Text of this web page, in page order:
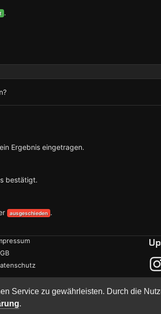
Service zu gewährleisten. Durch die
.
.
Ergebnis eingetragen.
bestätigt.
ausgeschieden .
·Built with